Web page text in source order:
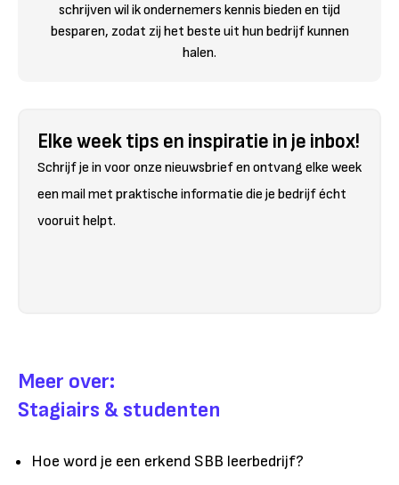
schrijven wil ik ondernemers kennis bieden en tijd
besparen, zodat zij het beste uit hun bedrijf kunnen
halen.
Elke week tips en inspiratie in je inbox!
Schrijf je in voor onze nieuwsbrief en ontvang elke week
een mail met praktische informatie die je bedrijf écht
vooruit helpt.
Meer over:
Stagiairs & studenten
Hoe word je een erkend SBB leerbedrijf?